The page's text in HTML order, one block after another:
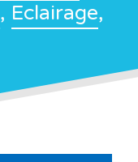
, Eclairage,